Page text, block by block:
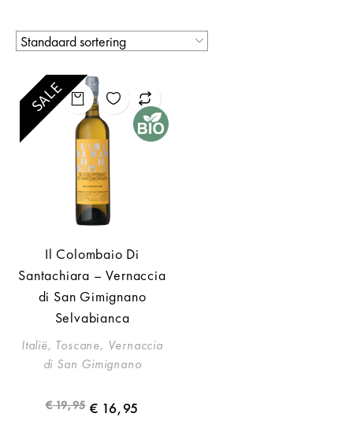
SALE
Il Colombaio Di
Santachiara – Vernaccia
di San Gimignano
Selvabianca
Italië, Toscane, Vernaccia
di San Gimignano
€19,95 € 16,95